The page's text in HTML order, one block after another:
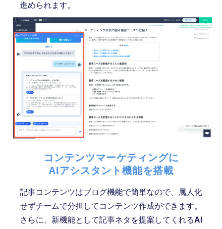
進められます。
コンテンツマーケティングに
AIアシスタント機能を搭載
記事コンテンツはブログ機能で簡単なので、属人化
せずチームで分担してコンテンツ作成ができます。
さらに、新機能として記事ネタを提案してくれるAI